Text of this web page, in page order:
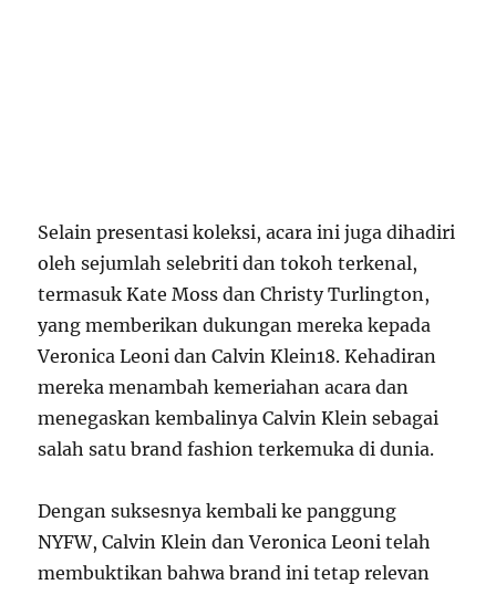
Selain presentasi koleksi, acara ini juga dihadiri
oleh sejumlah selebriti dan tokoh terkenal,
termasuk Kate Moss dan Christy Turlington,
yang memberikan dukungan mereka kepada
Veronica Leoni dan Calvin Klein18. Kehadiran
mereka menambah kemeriahan acara dan
menegaskan kembalinya Calvin Klein sebagai
salah satu brand fashion terkemuka di dunia.
Dengan suksesnya kembali ke panggung
NYFW, Calvin Klein dan Veronica Leoni telah
membuktikan bahwa brand ini tetap relevan